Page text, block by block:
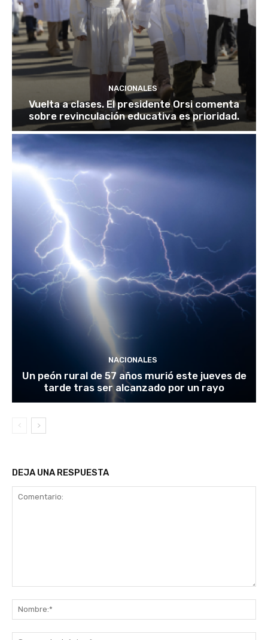
NACIONALES
Vuelta a clases. El presidente Orsi comenta
sobre revinculación educativa es prioridad.
NACIONALES
Un peón rural de 57 años murió este jueves de
tarde tras ser alcanzado por un rayo
DEJA UNA RESPUESTA